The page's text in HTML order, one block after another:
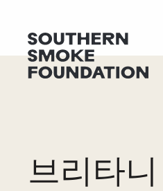
도움 받기
기부하기
브리타